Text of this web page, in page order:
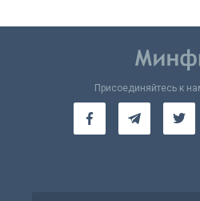
Присоединяйтесь к